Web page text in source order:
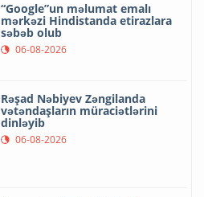
“Google”un məlumat emalı
mərkəzi Hindistanda etirazlara
səbəb olub
06-08-2026
Rəşad Nəbiyev Zəngilanda
vətəndaşların müraciətlərini
dinləyib
06-08-2026